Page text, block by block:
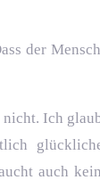
der
Ich
auch